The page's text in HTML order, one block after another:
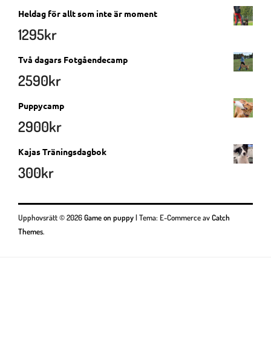
Heldag för allt som inte är moment
1295kr
Två dagars Fotgåendecamp
2590kr
Puppycamp
2900kr
Kajas Träningsdagbok
300kr
Upphovsrätt © 2026Game on puppy|Tema: E-Commerce avCatch
Themes.